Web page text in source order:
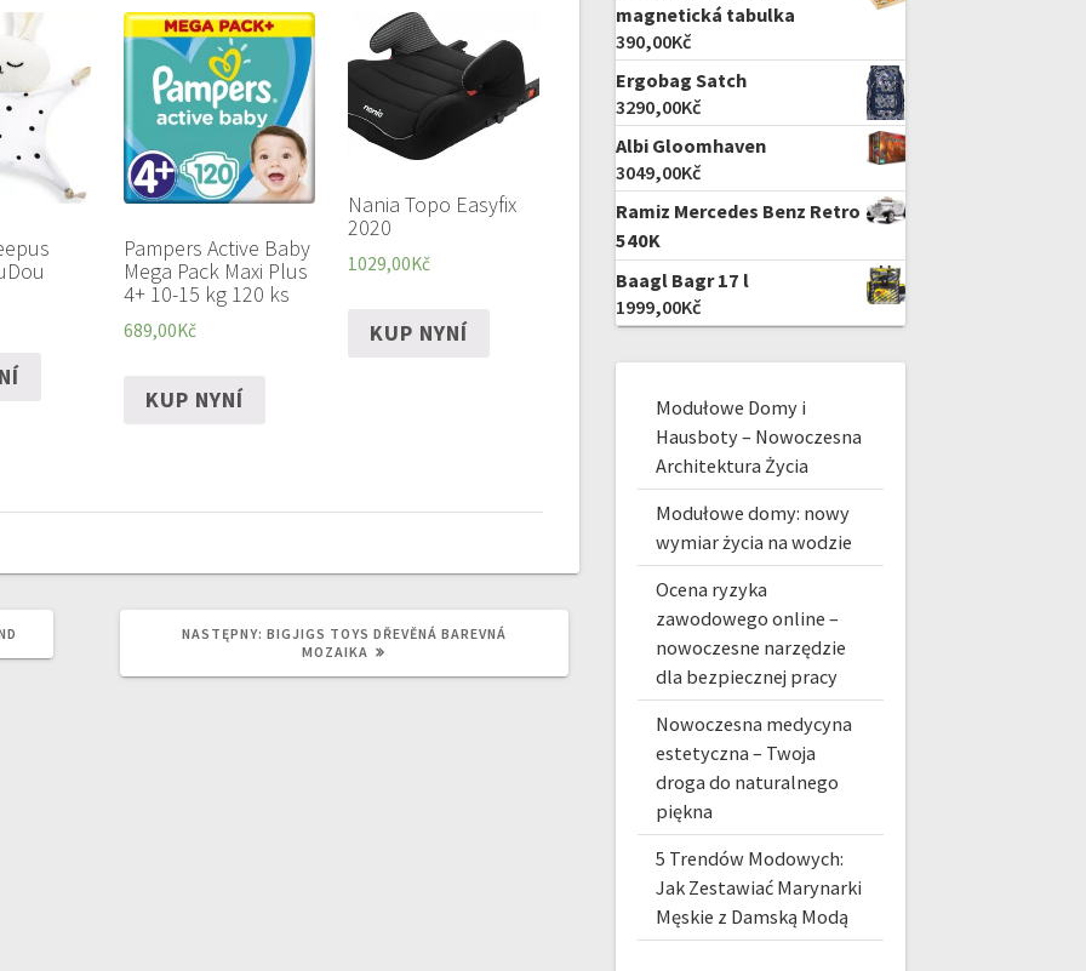
Pampers Active Baby
Mega Pack Maxi Plus
4+ 10-15 kg 120 ks
689,00Kč
KUP NYNÍ
Nania Topo Easyfix
2020
1029,00Kč
KUP NYNÍ
NASTĘPNY: NASTĘPNY
WPIS:
BIGJIGS TOYS DŘEVĚNÁ BAREVNÁ
MOZAIKA
magnetická tabulka
390,00Kč
Ergobag Satch
3290,00Kč
Albi Gloomhaven
3049,00Kč
Ramiz Mercedes Benz Retro
540K
Baagl Bagr 17 l
1999,00Kč
Modułowe Domy i
Hausboty – Nowoczesna
Architektura Życia
Modułowe domy: nowy
wymiar życia na wodzie
Ocena ryzyka
zawodowego online –
nowoczesne narzędzie
dla bezpiecznej pracy
Nowoczesna medycyna
estetyczna – Twoja
droga do naturalnego
piękna
5 Trendów Modowych:
Jak Zestawiać Marynarki
Męskie z Damską Modą